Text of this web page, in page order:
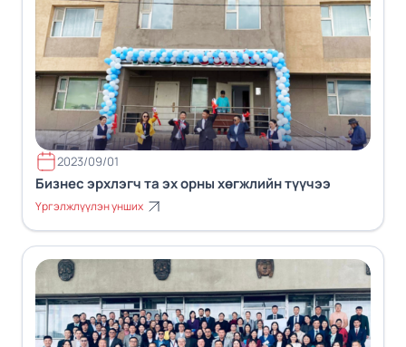
2023/09/01
Бизнес эрхлэгч та эх орны хөгжлийн түүчээ
Үргэлжлүүлэн унших